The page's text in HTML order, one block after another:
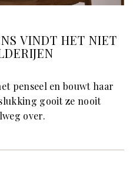
VINDT HET NIET
penseel en bouwt haar
gooit ze nooit
over.